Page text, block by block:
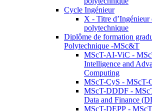
Cycle Ingénieur
X - Titre d’Ingénieur
polytechnique
Diplôme de formation
Polytechnique -MSc&T
MScT-AI-ViC -
Intelligence and
Computing
MScT-CyS - MScT-
MScT-DDDF -
Data and Finance
MScT-DEPP -